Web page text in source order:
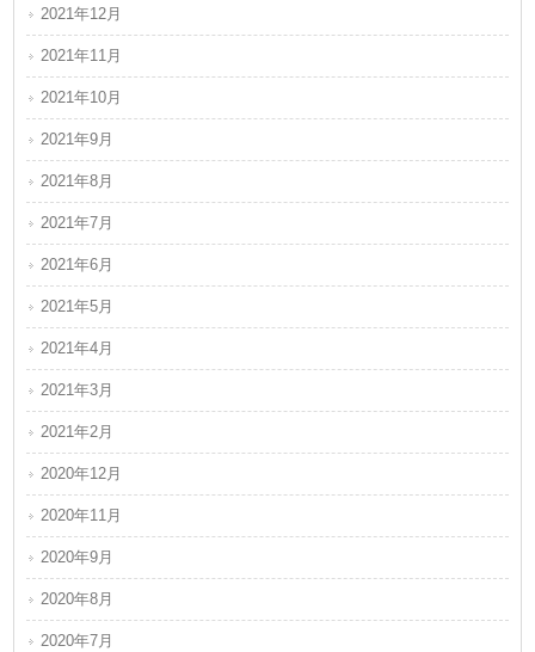
2021年12月
2021年11月
2021年10月
2021年9月
2021年8月
2021年7月
2021年6月
2021年5月
2021年4月
2021年3月
2021年2月
2020年12月
2020年11月
2020年9月
2020年8月
2020年7月